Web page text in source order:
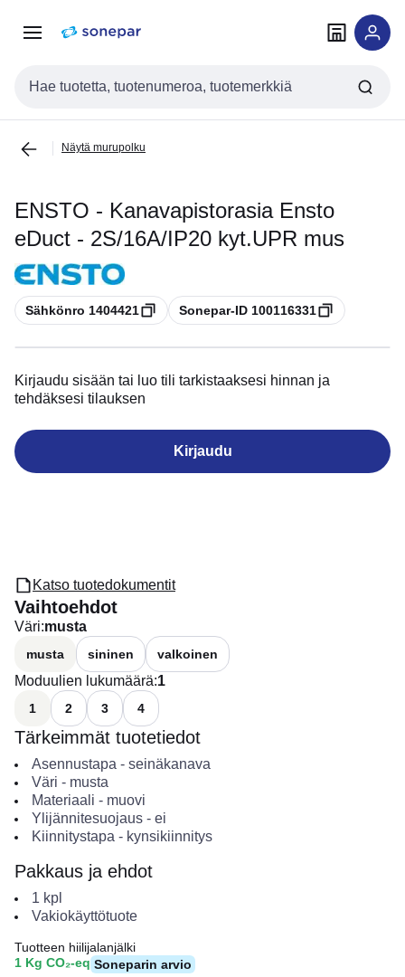
navigointiinsisältöön
Haku
Näytä murupolku
ENSTO - Kanavapistorasia Ensto
eDuct - 2S/16A/IP20 kyt.UPR mus
Kopioi
Sähkönro 1404421 Kopioi
Sonepar-ID 100116331
Kirjaudu sisään tai luo tili tarkistaaksesi hinnan ja
tehdäksesi tilauksen
Kirjaudu
Katso tuotedokumentit
Vaihtoehdot
Väri:musta
musta sininen valkoinen
Moduulien lukumäärä:1
1 2 3 4
Tärkeimmät tuotetiedot
Asennustapa - seinäkanava
Väri - musta
Materiaali - muovi
Ylijännitesuojaus- ei
Kiinnitystapa - kynsikiinnitys
Pakkaus ja ehdot
1 kpl
Vakiokäyttötuote
Tuotteen hiilijalanjälki
1 Kg CO₂-eq Soneparin arvio